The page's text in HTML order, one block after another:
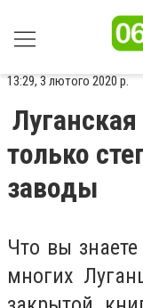
13:29, 3 лютого 2020 р.
только
заводы
Что вы
многих